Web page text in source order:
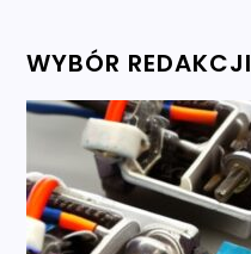
WYBÓR REDAKCJI